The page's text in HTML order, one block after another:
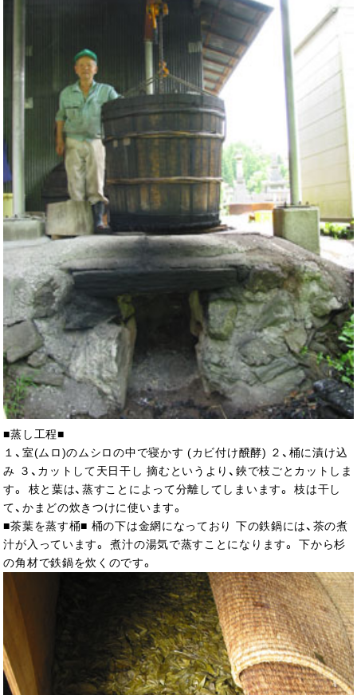
■蒸し工程■
１、室(ムロ)のムシロの中で寝かす (カビ付け醗酵) ２、桶に漬け込
み ３、カットして天日干し 摘むというより、鋏で枝ごとカットしま
す。 枝と葉は、蒸すことによって分離してしまいます。 枝は干し
て、かまどの炊きつけに使います。
■茶葉を蒸す桶■ 桶の下は金網になっており 下の鉄鍋には、茶の煮
汁が入っています。 煮汁の湯気で蒸すことになります。 下から杉
の角材で鉄鍋を炊くのです。